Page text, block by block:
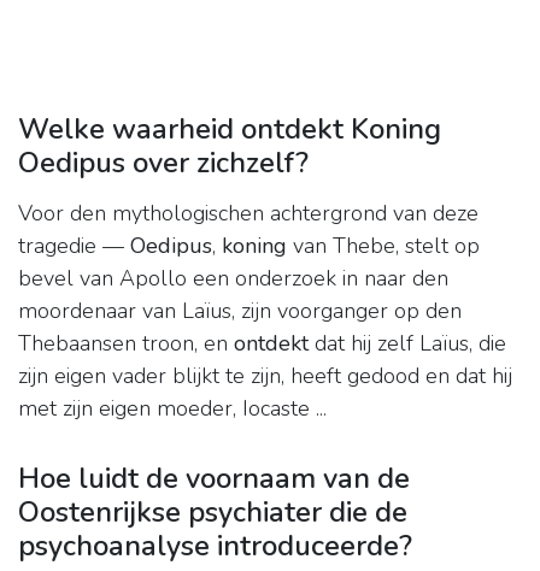
Welke waarheid ontdekt Koning
Oedipus over zichzelf?
Voor den mythologischen achtergrond van deze
tragedie — Oedipus, koning van Thebe, stelt op
bevel van Apollo een onderzoek in naar den
moordenaar van Laïus, zijn voorganger op den
Thebaansen troon, en ontdektdat hij zelf Laïus, die
zijn eigen vader blijkt te zijn, heeft gedood en dat hij
met zijn eigen moeder, Iocaste ...
Hoe luidt de voornaam van de
Oostenrijkse psychiater die de
psychoanalyse introduceerde?